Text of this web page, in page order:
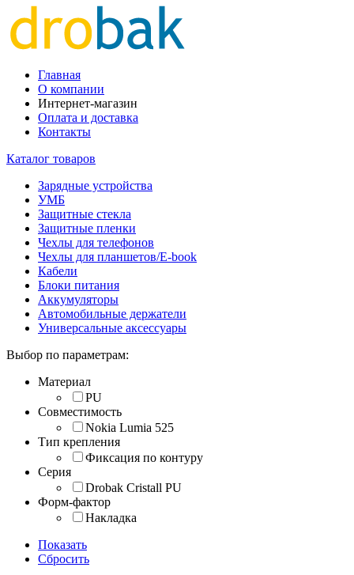
Главная
О компании
Интернет-магазин
Оплата и доставка
Контакты
Каталог товаров
Зарядные устройства
УМБ
Защитные стекла
Защитные пленки
Чехлы для телефонов
Чехлы для планшетов/E-book
Кабели
Блоки питания
Аккумуляторы
Автомобильные держатели
Универсальные аксессуары
Выбор по параметрам:
Материал
PU
Совместимость
Nokia Lumia 525
Тип крепления
Фиксация по контуру
Серия
Drobak Cristall PU
Форм-фактор
Накладка
Показать
Сбросить